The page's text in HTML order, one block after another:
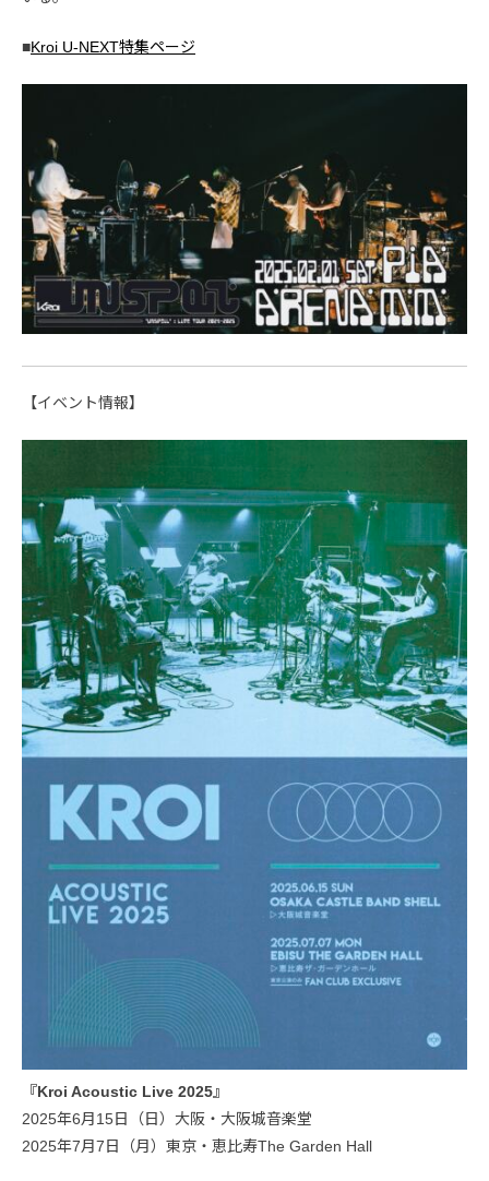
■Kroi U-NEXT特集ページ
【イベント情報】
『Kroi Acoustic Live 2025』
2025年6月15日（日）大阪・大阪城音楽堂
2025年7月7日（月）東京・恵比寿The Garden Hall